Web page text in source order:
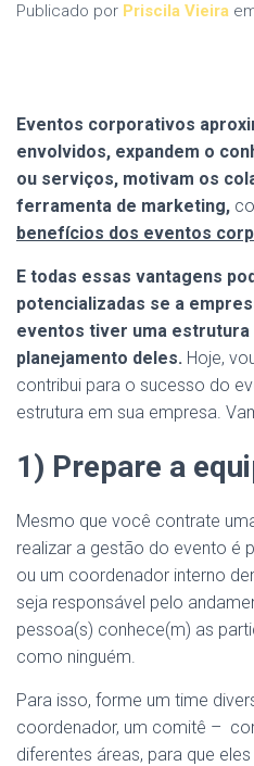
Publicado por Priscila Vieira
Eventos corporativos
envolvidos, expandem o
ou serviços, motivam os
ferramenta de marketing,
benefícios dos eventos
E todas essas vantagens
potencializadas se a
eventos tiver uma
planejamento deles. Hoje,
contribui para o sucesso do
estrutura em sua empresa.
1) Prepare a
Mesmo que você contrate
realizar a gestão do evento é
ou um coordenador interno
seja responsável pelo
pessoa(s) conhece(m) as
como ninguém.
Para isso, forme um time
coordenador, um comitê –
diferentes áreas, para que